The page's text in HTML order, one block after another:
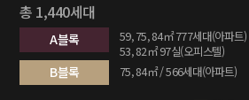
총 1,440세대
A블록
59, 75, 84㎡ 777세대(아파트)
53, 82㎡ 97실(오피스텔)
B블록 75, 84㎡ / 566세대(아파트)